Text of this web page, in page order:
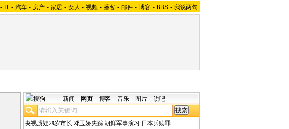
- IT - 汽车 - 房产 - 家居 - 女人 - 视频 - 播客 - 邮件 - 博客 - BBS - 我说两句
新闻 网页 博客 音乐 图片 说吧
央视质疑29岁市长 邓玉娇失踪 朝鲜军事演习 日本兵赎罪